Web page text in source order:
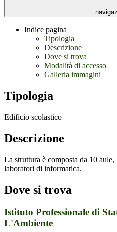
Indice pagina
Tipologia
Descrizione
Dove si trova
Modalità di accesso
Galleria immagini
Tipologia
Edificio scolastico
Descrizione
La struttura è composta da 10
laboratori di informatica.
Dove si trova
Istituto Professionale di
L'Ambiente